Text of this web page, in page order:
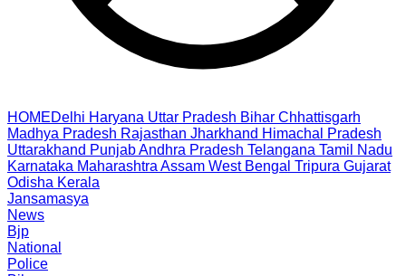
HOMEDelhi Haryana Uttar Pradesh Bihar Chhattisgarh
Madhya Pradesh Rajasthan Jharkhand Himachal Pradesh
Uttarakhand PunjabAndhra Pradesh Telangana Tamil Nadu
Karnataka Maharashtra Assam West Bengal Tripura Gujarat
Odisha Kerala
Jansamasya
News
Bjp
National
Police